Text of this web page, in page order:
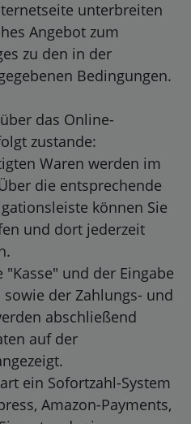
unterbreiten
Angebot zum
zu den in der
Bedingungen.
das Online-
zustande:
Waren werden im
die entsprechende
können Sie
und dort jederzeit
und der Eingabe
der Zahlungs- und
abschließend
auf der
ein Sofortzahl-System
Amazon-Payments,